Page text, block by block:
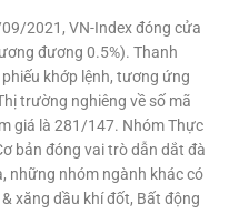
2021, VN-Index đóng cửa
đương 0.5%). Thanh
khớp lệnh, tương ứng
trường nghiêng về số mã
giá là 281/147. Nhóm Thực
bản đóng vai trò dẫn dắt đà
những nhóm ngành khác có
xăng dầu khí đốt, Bất động